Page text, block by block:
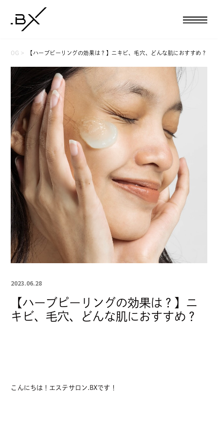
WOMAN
フェイシャルエステ
ボディエステ
BBLバストケア
新成人キャンペーン
MAN
フェイシャルエステ
ボディエステ
メンズ脱毛脱毛
KIDS
脱毛
MACHINE
AX Face
FAQ CONTACT
BLOG 【ハーブピーリングの効果は？】ニキビ、毛穴、どんな肌におすすめ？
2023.06.28
【ハーブピーリングの効果は？】ニ
キビ、毛穴、どんな肌におすすめ？
こんにちは！エステサロン.BXです！